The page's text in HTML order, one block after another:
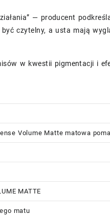
— producent
czytelny, a usta mają
w kwestii pigmentacji i
Volume Matte matowa
MATTE
matu